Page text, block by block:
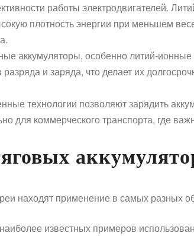
работы электродвигателей.
плотность энергии при меньшем
аккумуляторы, особенно литий-
и заряда, что делает их
технологии позволяют зарядить
для коммерческого транспорта, где
находят применение в самых разных
известных примеров